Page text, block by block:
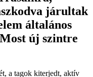
járultak
általános
új szintre
a tagok kiterjedt, aktív